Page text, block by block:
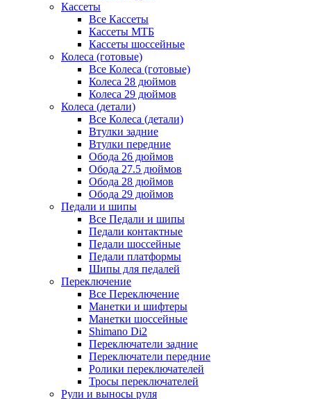
Кассеты
Все Кассеты
Кассеты МТБ
Кассеты шоссейные
Колеса (готовые)
Все Колеса (готовые)
Колеса 28 дюймов
Колеса 29 дюймов
Колеса (детали)
Все Колеса (детали)
Втулки задние
Втулки передние
Обода 26 дюймов
Обода 27.5 дюймов
Обода 28 дюймов
Обода 29 дюймов
Педали и шипы
Все Педали и шипы
Педали контактные
Педали шоссейные
Педали платформы
Шипы для педалей
Переключение
Все Переключение
Манетки и шифтеры
Манетки шоссейные
Shimano Di2
Переключатели задние
Переключатели передние
Ролики переключателей
Тросы переключателей
Рули и выносы руля